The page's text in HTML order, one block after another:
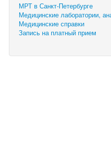
МРТ в Санкт-Петербурге
Медицинские лаборатории,
Медицинские справки
Запись на платный прием